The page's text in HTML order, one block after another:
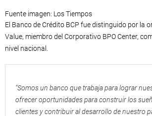
Fuente imagen: Los Tiempos
El Banco de Crédito BCP fue distinguido por la
Value, miembro del Corporativo BPO Center,
nivel nacional.
“Somos un banco que trabaja para lograr
ofrecer oportunidades para construir los
clientes y contribuir al desarrollo de nuestro